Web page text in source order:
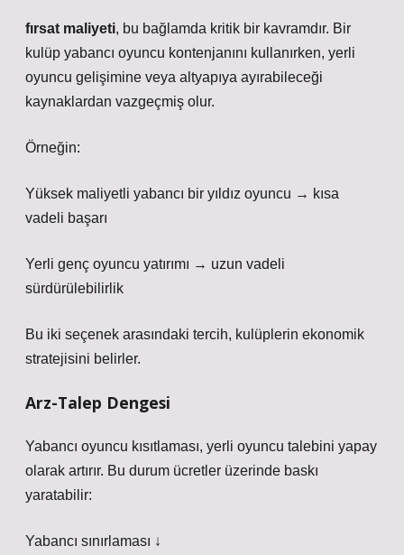
fırsat maliyeti, bu bağlamda kritik bir kavramdır. Bir
kulüp yabancı oyuncu kontenjanını kullanırken, yerli
oyuncu gelişimine veya altyapıya ayırabileceği
kaynaklardan vazgeçmiş olur.
Örneğin:
Yüksek maliyetli yabancı bir yıldız oyuncu → kısa
vadeli başarı
Yerli genç oyuncu yatırımı → uzun vadeli
sürdürülebilirlik
Bu iki seçenek arasındaki tercih, kulüplerin ekonomik
stratejisini belirler.
Arz-Talep Dengesi
Yabancı oyuncu kısıtlaması, yerli oyuncu talebini yapay
olarak artırır. Bu durum ücretler üzerinde baskı
yaratabilir:
Yabancı sınırlaması ↓